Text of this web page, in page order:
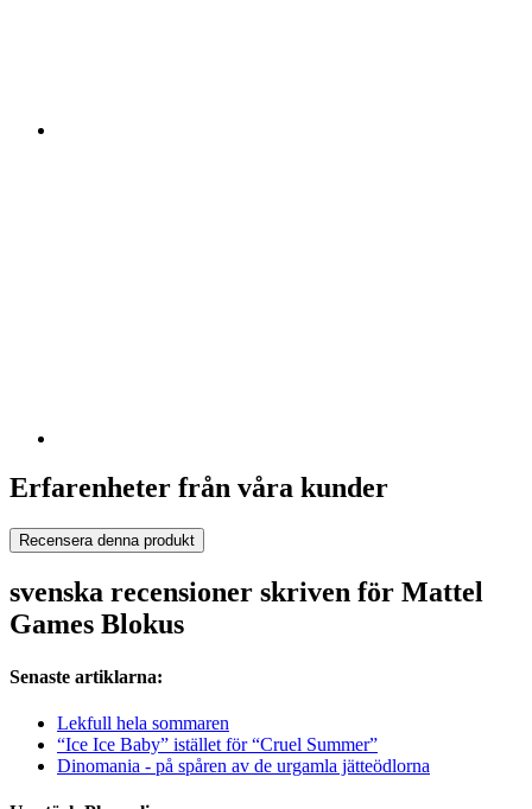
Erfarenheter från våra kunder
Recensera denna produkt
svenska recensioner skriven för Mattel
Games Blokus
Senaste artiklarna:
Lekfull hela sommaren
“Ice Ice Baby” istället för “Cruel Summer”
Dinomania - på spåren av de urgamla jätteödlorna